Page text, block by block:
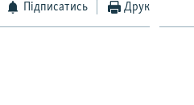
Підписатись Друк